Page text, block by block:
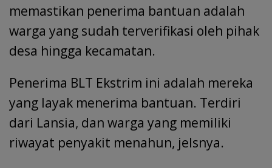
memastikan penerima bantuan adalah
warga yang sudah terverifikasi oleh pihak
desa hingga kecamatan.
Penerima BLT Ekstrim ini adalah mereka
yang layak menerima bantuan. Terdiri
dari Lansia, dan warga yang memiliki
riwayat penyakit menahun, jelsnya.